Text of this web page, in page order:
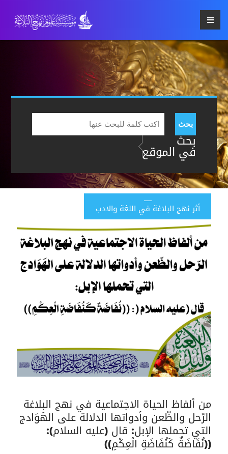
بحث
بحث
في الموقع
أثر نهج البلاغة في اللغة والادب
من ألفاظ الحياة الاجتماعية في نهج البلاغة
الرّحل والظّعن وأدواتها الدلالة على الهَوَادج
التي تحملها الإبل: قال (عليه السلام):
((نُفَاضَةٌ كَنُفَاضَةِ الْعِكْمِ))